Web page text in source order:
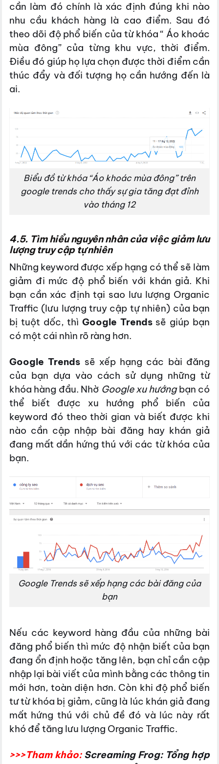
cần làm đó chính là xác định đúng khi nào
nhu cầu khách hàng là cao điểm. Sau đó
theo dõi độ phổ biến của từ khóa “ Áo khoác
mùa đông” của từng khu vực, thời điểm.
Điều đó giúp họ lựa chọn được thời điểm cần
thúc đẩy và đối tượng họ cần hướng đến là
ai.
Biểu đồ từ khóa “Áo khoác mùa đông” trên
google trends cho thấy sự gia tăng đạt đỉnh
vào tháng 12
4.5. Tìm hiểu nguyên nhân của việc giảm lưu
lượng truy cập tự nhiên
Những keyword được xếp hạng có thể sẽ làm
giảm đi mức độ phổ biến với khán giả. Khi
bạn cần xác định tại sao lưu lượng Organic
Traffic (lưu lượng truy cập tự nhiên) của bạn
bị tuột dốc, thì Google Trends sẽ giúp bạn
có một cái nhìn rõ ràng hơn.
Google Trends sẽ xếp hạng các bài đăng
của bạn dựa vào cách sử dụng những từ
khóa hàng đầu. Nhờ Google xu hướngbạn có
thể biết được xu hướng phổ biến của
keyword đó theo thời gian và biết được khi
nào cần cập nhập bài đăng hay khán giả
đang mất dần hứng thú với các từ khóa của
bạn.
Google Trends sẽ xếp hạng các bài đăng của
bạn
Nếu các keyword hàng đầu của những bài
đăng phổ biến thì mức độ nhận biết của bạn
đang ổn định hoặc tăng lên, bạn chỉ cần cập
nhập lại bài viết của mình bằng các thông tin
mới hơn, toàn diện hơn. Còn khi độ phổ biến
tư từ khóa bị giảm, cũng là lúc khán giả đang
mất hứng thú với chủ đề đó và lúc này rất
khó để tăng lưu lượng Organic Traffic.
>>>Tham khảo:Screaming Frog: Tổng hợp